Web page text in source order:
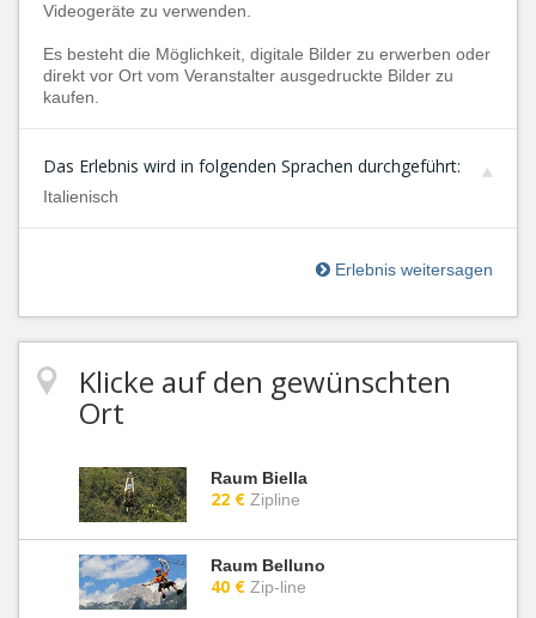
Videogeräte zu verwenden.
Es besteht die Möglichkeit, digitale Bilder zu erwerben oder
direkt vor Ort vom Veranstalter ausgedruckte Bilder zu
kaufen.
Das Erlebnis wird in folgenden Sprachen durchgeführt:
Italienisch
Erlebnis weitersagen
Klicke auf den gewünschten
Ort
Raum Biella
22 € Zipline
Raum Belluno
40 € Zip-line